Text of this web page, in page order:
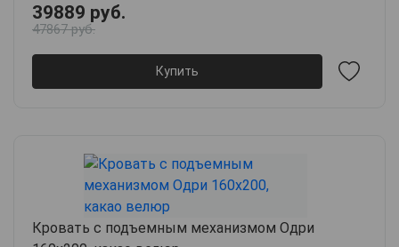
39889 руб.
47867 руб.
Купить
Кровать с подъемным механизмом Одри